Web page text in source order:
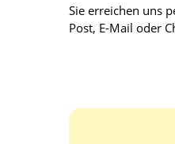
Sie erreichen uns
Post, E-Mail oder